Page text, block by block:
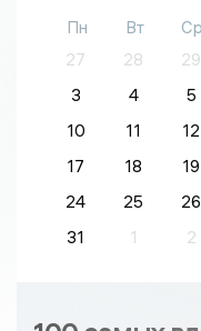
Пн Вт Ср
27
28 29
3
4 5
10
11 12
17
18 19
24
25 26
31
1 2